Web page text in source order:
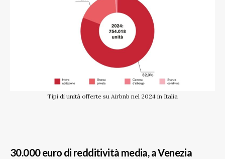
Tipi di unità offerte su Airbnb nel 2024 in Italia
30.000 euro di redditività media, a Venezia